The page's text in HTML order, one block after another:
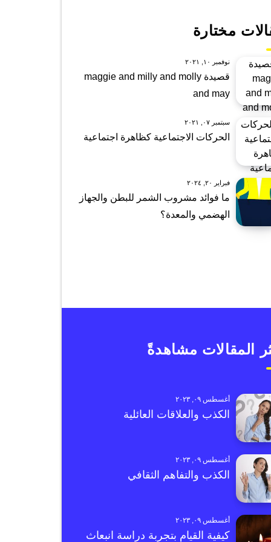
مختارة
نوفمبر ١٠, ٢٠٢١
قصيدة maggie and milly and molly
and may
سبتمبر ٠٧, ٢٠٢١
الحركات الاجتماعية كظاهرة اجتماعية
فبراير ٢٠, ٢٠٢٤
ما فوائد مشروب الشمر للبطن والجهاز
الهضمي والمعدة؟
المقالات مشاهدةً
أغسطس ٠٩, ٢٠٢٣
الكذب والعلاقات العائلية
أغسطس ٠٩, ٢٠٢٣
الكذب والتفاهم الثقافي
أغسطس ٠٩, ٢٠٢٣
كيفية القيام بتجربة دراسة انبعاث